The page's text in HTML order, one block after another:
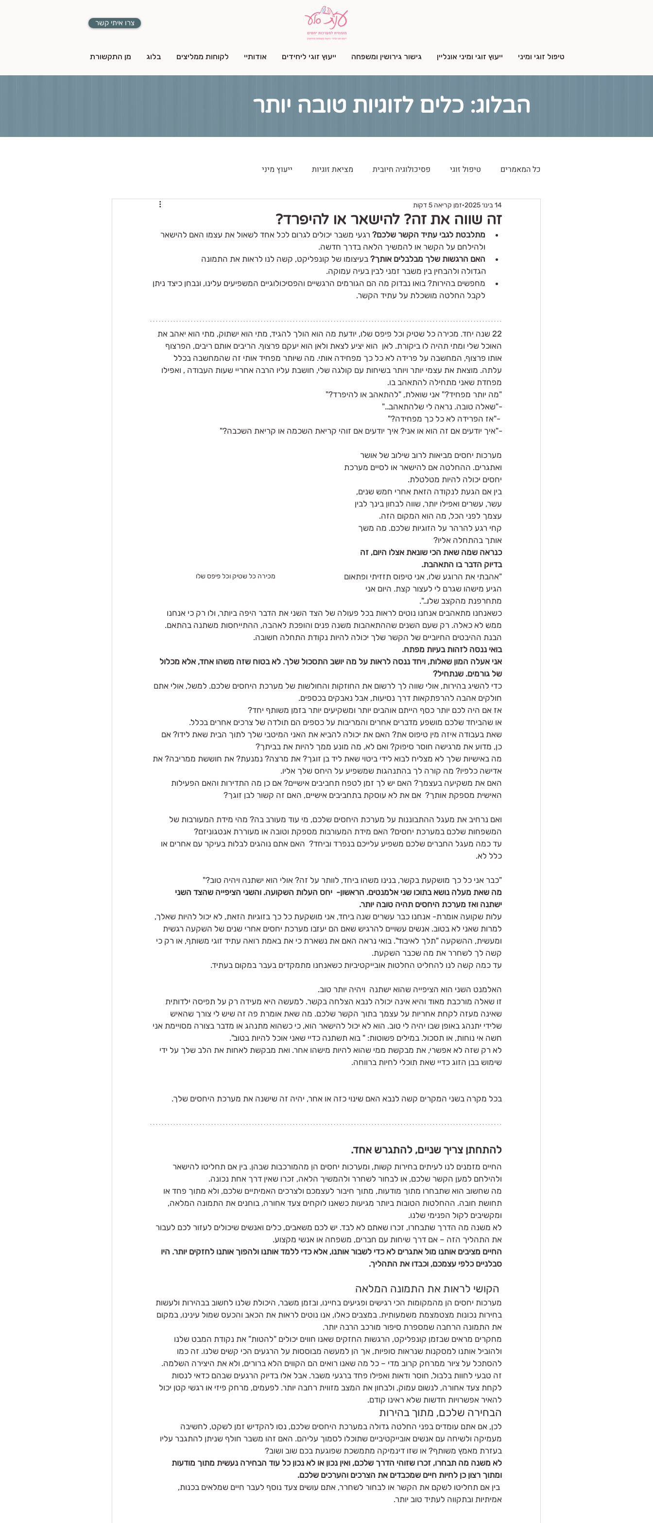
צרו איתי קשר
טיפול זוגי ומיני ייעוץ זוגי ומיני אונליין גישור גירושין ומשפחה ייעוץ זוגי ליחידים אודותיי לקוחות ממליצים בלוג מן התקשורת
הבלוג: כלים לזוגיות טובה יותר
כל המאמרים טיפול זוגי פסיכולוגיה חיובית מציאת זוגיות ייעוץ מיני
זה שווה את זה? להישאר או להיפרד?
14 בינו׳ 2025 זמן קריאה 5 דקות
מתלבטת לגבי עתיד הקשר שלכם? רגעי משבר יכולים לגרום לכל אחד לשאול את עצמו האם להישאר
ולהילחם על הקשר או להמשיך הלאה בדרך חדשה.
האם הרגשות שלך מבלבלים אותך? בעיצומו של קונפליקט, קשה לנו לראות את התמונה
מחפשים בהירות? בואו נבדוק מה הם הגורמים הרגשיים והפסיכולוגיים המשפיעים עלינו, ונבחן כיצד ניתן
לקבל החלטה מושכלת על עתיד הקשר.
22 שנה יחד. מכירה כל שטיק וכל פיפס שלו, יודעת מה הוא הולך להגיד, מתי הוא ישתוק, מתי הוא יאהב את
האוכל שלי ומתי תהיה לו ביקורת. לאן  הוא יציע לצאת ולאן הוא יעקם פרצוף. הריבים אותם ריבים, הפרצוף
אותו פרצוף, המחשבה על פרידה לא כל כך מפחידה אותי. מה שיותר מפחיד אותי זה שהמחשבה בכלל
עלתה. מוצאת את עצמי יותר ויותר בשיחות עם קולגה שלי, חושבת עליו הרבה אחריי שעות העבודה , ואפילו
מפחדת שאני מתחילה להתאהב בו.
"מה יותר מפחיד?" אני שואלת, "להתאהב או להיפרד?"
-"שאלה טובה. נראה לי שלהתאהב…"
-"איך יודעים אם זה הוא או אני? איך יודעים אם זוהי קריאת השכמה או קריאת השכבה?"
מכירה כל שטיק וכל פיפס שלו
מערכות יחסים מביאות לרוב שילוב של אושר
ואתגרים. ההחלטה אם להישאר או לסיים מערכת
יחסים יכולה להיות מטלטלת.
בין אם הגעת לנקודה הזאת אחרי חמש שנים,
עשר, עשרים ואפילו יותר, שווה לבחון בינך לבין
עצמך לפני הכל, מה הוא המקום הזה.
קחי רגע להרהר על הזוגיות שלכם. מה משך
אותך בהתחלה אליו?
כנראה שמה שאת הכי שונאת אצלו היום, זה
בדיוק הדבר בו התאהבת.
"אהבתי את הרוגע שלו, אני טיפוס תזזיתי ופתאום
הגיע מישהו שגרם לי לעצור קצת. היום אני
מתחרפנת מהקצב שלו…".
כשאנחנו מתאהבים אנחנו נוטים לראות בכל פעולה של הצד השני את הדבר היפה ביותר, ולו רק כי אנחנו
ממש לא כאלה. רק שעם השנים שההתאהבות משנה פנים והופכת לאהבה, ההתייחסות משתנה בהתאם.
הבנת ההיבטים החיוביים של הקשר שלך יכולה להיות נקודת התחלה חשובה.
בואי ננסה לזהות בעיות מפתח.
אני אעלה המון שאלות, ויחד ננסה לראות על מה יושב התסכול שלך. לא בטוח שזה משהו אחד, אלא מכלול
של גורמים. שנתחיל?
כדי להשיג בהירות, אולי שווה לך לרשום את החוזקות והחולשות של מערכת היחסים שלכם. למשל, אולי אתם
חולקים אהבה להרפתקאות דרך נסיעות, אבל נאבקים בכספים.
אז אם היה לכם יותר כסף הייתם אוהבים יותר ומשקיעים יותר בזמן משותף יחד?
או שהביחד שלכם מושפע מדברים אחרים והמריבות על כספים הם תולדה של צרכים אחרים בכלל.
שאת בעבודה איזה מין טיפוס את? האם את יכולה להביא את האני המיטבי שלך לתוך הבית שאת לידו? אם
כן, מדוע את מרגישה חוסר סיפוק? ואם לא, מה מונע ממך להיות את בביתך?
מה באישיות שלך לא מצליח לבוא לידי ביטוי שאת ליד בן זוגך? את מרצה? נמנעת? את חוששת ממריבה? את
אדישה כלפיו? מה קורה לך בהתנהגות שמשפיע על היחס שלך אליו.
האם את משקיעה בעצמך? האם יש לך זמן לטפח תחביבים אישיים? אם כן מה התדירות והאם הפעילות
האישית מספקת אותך?  אם את לא עוסקת בתחביבים אישיים, האם זה קשור לבן זוגך?
ואם נרחיב את מעגל ההתבוננות על מערכת היחסים שלכם, מי עוד מעורב בה? מהי מידת המעורבות של
המשפחות שלכם במערכת יחסים? האם מידת המעורבות מספקת וטובה או מעוררת אנטגוניזם?
עד כמה מעגל החברים שלכם משפיע עלייכם בנפרד וביחד?  האם אתם נוהגים לבלות בעיקר עם אחרים או
כלל לא.
"כבר אני כל כך מושקעת בקשר, בנינו משהו ביחד, לוותר על זה? אולי הוא ישתנה ויהיה טוב?"
מה שאת מעלה נושא בתוכו שני אלמנטים. הראשון-  יחס העלות השקועה. והשני הציפייה שהצד השני
ישתנה ואז מערכת היחסים תהיה טובה יותר.
עלות שקועה אומרת- אנחנו כבר עשרים שנה ביחד, אני מושקעת כל כך בזוגיות הזאת, לא יכול להיות שאלך,
למרות שאני לא בטוב. אנשים עשויים להרגיש שאם הם יעזבו מערכת יחסים אחרי שנים של השקעה רגשית
ומעשית, ההשקעה "תלך לאיבוד". בואי נראה האם את נשארת כי את באמת רואה עתיד זוגי משותף, או רק כי
קשה לך לשחרר את מה שכבר השקעת.
עד כמה קשה לנו להחליט החלטות אובייקטיביות כשאנחנו מתמקדים בעבר במקום בעתיד.
האלמנט השני הוא הציפייה שהוא ישתנה  ויהיה יותר טוב.
זו שאלה מורכבת מאוד והיא אינה יכולה לנבא הצלחה בקשר. למעשה היא מעידה רק על תפיסה ילדותית
שאינה מעזה לקחת אחריות על עצמך בתוך הקשר שלכם. מה שאת אומרת פה זה שיש לי צורך שהאיש
שלידי יתנהג באופן שבו יהיה לי טוב. הוא לא יכול להישאר הוא, כי כשהוא מתנהג או מדבר בצורה מסויימת אני
חשה אי נוחות, או תסכול. במילים פשוטות: " בוא תשתנה כדיי שאני אוכל להיות בטוב".
לא רק שזה לא אפשרי, את מבקשת ממי שהוא להיות מישהו אחר. ואת מבקשת לאחות את הלב שלך על ידי
שימוש בבן הזוג כדיי שאת תוכלי לחיות ברווחה.
בכל מקרה בשני המקרים קשה לנבא האם שינוי כזה או אחר, יהיה זה שישנה את מערכת היחסים שלך.
להתחתן צריך שניים, להתגרש אחד.
החיים מזמנים לנו לעיתים בחירות קשות, ומערכות יחסים הן מהמורכבות שבהן. בין אם תחליטו להישאר
ולהילחם למען הקשר שלכם, או לבחור לשחרר ולהמשיך הלאה, זכרו שאין דרך אחת נכונה.
מה שחשוב הוא שתבחרו מתוך מודעות, מתוך חיבור לעצמכם ולצרכים האמיתיים שלכם, ולא מתוך פחד או
תחושת חובה. ההחלטות הטובות ביותר מגיעות כשאנו לוקחים צעד אחורה, בוחנים את התמונה המלאה,
ומקשיבים לקול הפנימי שלנו.
לא משנה מה הדרך שתבחרו, זכרו שאתם לא לבד. יש לכם משאבים, כלים ואנשים שיכולים לעזור לכם לעבור
את התהליך הזה – אם דרך שיחות עם חברים, משפחה או אנשי מקצוע.
החיים מציבים אותנו מול אתגרים לא כדי לשבור אותנו, אלא כדי ללמד אותנו ולהפוך אותנו לחזקים יותר. היו
סבלניים כלפי עצמכם, וכבדו את התהליך.
מערכות יחסים הן מהמקומות הכי רגישים ופגיעים בחיינו, ובזמן משבר, היכולת שלנו לחשוב בבהירות ולעשות
בחירות נכונות מצטמצמת משמעותית. במצבים כאלו, אנו נוטים לראות את הכאב והכעס שמול עינינו, במקום
את התמונה הרחבה שמספרת סיפור מורכב הרבה יותר.
מחקרים מראים שבזמן קונפליקט, הרגשות החזקים שאנו חווים יכולים "להטות" את נקודת המבט שלנו
ולהוביל אותנו למסקנות שנראות סופיות, אך הן למעשה מבוססות על הרגעים הכי קשים שלנו. זה כמו
להסתכל על ציור ממרחק קרוב מדי – כל מה שאנו רואים הם הקווים הלא ברורים, ולא את היצירה השלמה.
זה טבעי לחוות בלבול, חוסר ודאות ואפילו פחד ברגעי משבר. אבל אלו בדיוק הרגעים שבהם כדאי לנסות
לקחת צעד אחורה, לנשום עמוק, ולבחון את המצב מזווית רחבה יותר. לפעמים, מרחק פיזי או רגשי קטן יכול
להאיר אפשרויות חדשות שלא ראינו קודם.
הבחירה שלכם, מתוך בהירות
לכן, אם אתם עומדים בפני החלטה גדולה במערכת היחסים שלכם, נסו להקדיש זמן לשקט, לחשיבה
מעמיקה ולשיחה עם אנשים אובייקטיביים שתוכלו לסמוך עליהם. האם זהו משבר חולף שניתן להתגבר עליו
בעזרת מאמץ משותף? או שזו דינמיקה מתמשכת שפוגעת בכם שוב ושוב?
לא משנה מה תבחרו, זכרו שזוהי הדרך שלכם, ואין נכון או לא נכון כל עוד הבחירה נעשית מתוך מודעות
ומתוך רצון כן לחיות חיים שמכבדים את הצרכים והערכים שלכם.
בין אם תחליטו לשקם את הקשר או לבחור לשחרר, אתם עושים צעד נוסף לעבר חיים שמלאים בכנות,
אמיתיות ובתקווה לעתיד טוב יותר.